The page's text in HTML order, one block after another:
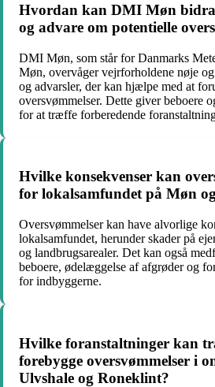
Hvordan kan DMI Møn
og advare om potentielle
DMI Møn, som står for Danmarks
Møn, overvåger vejrforholdene nøje
og advarsler, der kan hjælpe med at
oversvømmelser. Dette giver beboere
for at træffe forberedende
Hvilke konsekvenser kan
for lokalsamfundet på Møn
Oversvømmelser kan have alvorlige
lokalsamfundet, herunder skader på
og landbrugsarealer. Det kan også
beboere, ødelæggelse af afgrøder og
for indbyggerne.
Hvilke foranstaltninger kan
forebygge oversvømmelser i
Ulvshale og Roneklint?